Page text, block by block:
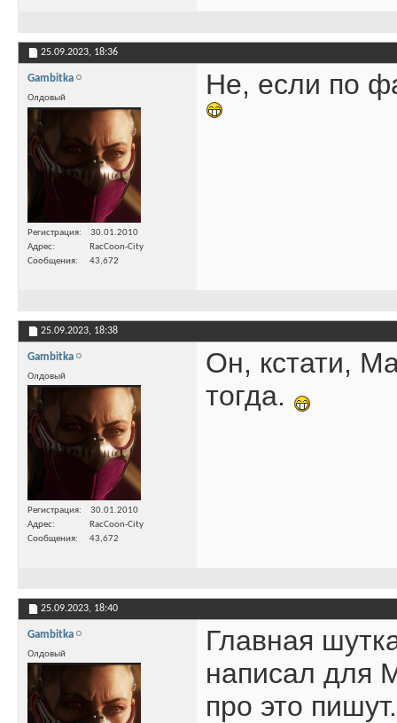
25.09.2023, 18:36
Gambitka
Олдовый
Регистрация
30.01.2010
Адрес
RacCoon-City
Сообщения
43,672
Не, если по
25.09.2023, 18:38
Gambitka
Олдовый
Регистрация
30.01.2010
Адрес
RacCoon-City
Сообщения
43,672
Он, кстати,
тогда.
25.09.2023, 18:40
Gambitka
Олдовый
Главная
написал для
про это